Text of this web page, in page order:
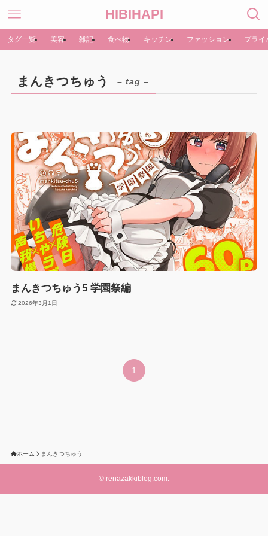
HIBIHAPI
タグ一覧 美容 雑記 食べ物 キッチン ファッション プライ
まんきつちゅう – tag –
まんきつちゅう5 学園祭編
2026年3月1日
1
ホーム まんきつちゅう
© renazakkiblog.com.